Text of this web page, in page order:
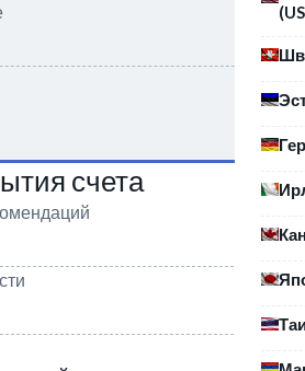
счета